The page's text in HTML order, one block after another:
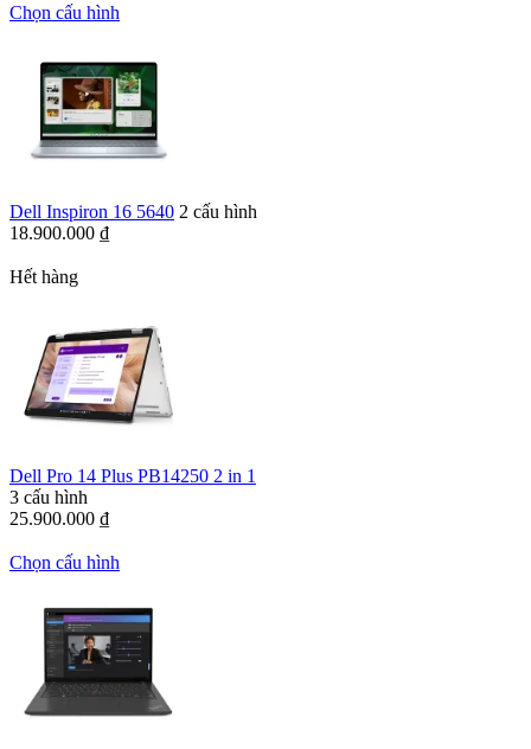
Chọn cấu hình
Dell Inspiron 16 5640 2 cấu hình
18.900.000 ₫
Hết hàng
Dell Pro 14 Plus PB14250 2 in 1
3 cấu hình
25.900.000 ₫
Chọn cấu hình